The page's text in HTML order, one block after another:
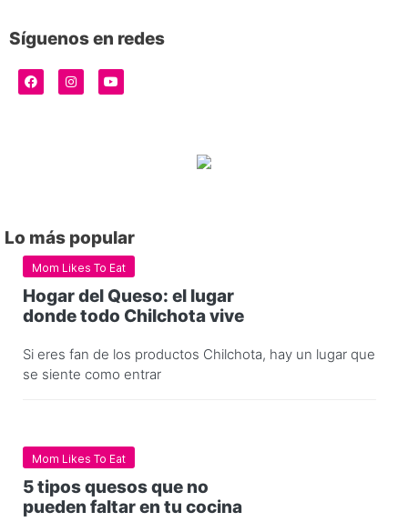
Síguenos en redes
Lo más popular
Mom Likes To Eat
Hogar del Queso: el lugar
donde todo Chilchota vive
Si eres fan de los productos Chilchota, hay un lugar que
se siente como entrar
Mom Likes To Eat
5 tipos quesos que no
pueden faltar en tu cocina